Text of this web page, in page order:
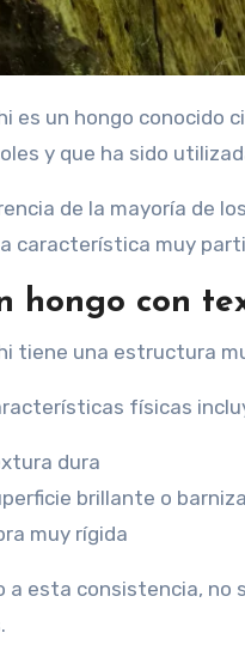
es un hongo conocido
y que ha sido
de la mayoría de
característica muy
hongo con
tiene una estructura
físicas
dura
brillante o
muy rígida
a esta consistencia, no